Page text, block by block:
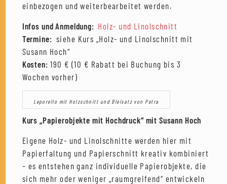
einbezogen und weiterbearbeitet werden.
Infos und Anmeldung: Holz- und Linolschnitt
Termine: siehe Kurs „Holz- und Linolschnitt mit
Susann Hoch“
Kosten: 190 € (10 € Rabatt bei Buchung bis 3
Wochen vorher)
Leporello mit Holzschnitt und Bleisatz von Petra
Kurs „Papierobjekte mit Hochdruck“ mit Susann Hoch
Eigene Holz- und Linolschnitte werden hier mit
Papierfaltung und Papierschnitt kreativ kombiniert
– es entstehen ganz individuelle Papierobjekte, die
sich mehr oder weniger „raumgreifend“ entwickeln